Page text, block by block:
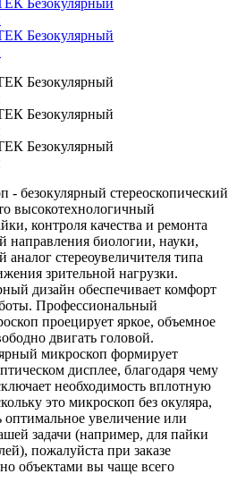
безокулярный стереоскопический
высокотехнологичный
контроля качества и ремонта
направления биологии, науки,
стереоувеличителя типа
зрительной нагрузки.
дизайн обеспечивает комфорт
Профессиональный
проецирует яркое, объемное
двигать головой.
микроскоп формирует
дисплее, благодаря чему
необходимость вплотную
это микроскоп без окуляра,
оптимальное увеличение или
задачи (например, для пайки
пожалуйста при заказе
объектами вы чаще всего